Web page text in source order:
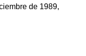
de 1989,